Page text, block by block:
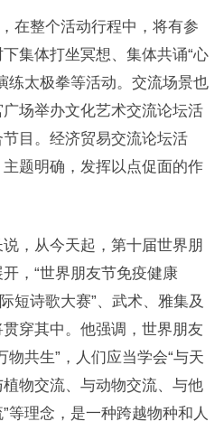
在整个活动行程中，将有参
集体打坐冥想、集体共诵“心
练太极拳等活动。交流场景也
场举办文化艺术交流论坛活
目。经济贸易交流论坛活
题明确，发挥以点促面的作
，从今天起，第十届世界朋
，“世界朋友节免疫健康
短诗歌大赛”、武术、雅集及
穿其中。他强调，世界朋友
物共生”，人们应当学会“与天
物交流、与动物交流、与他
等理念，是一种跨越物种和人